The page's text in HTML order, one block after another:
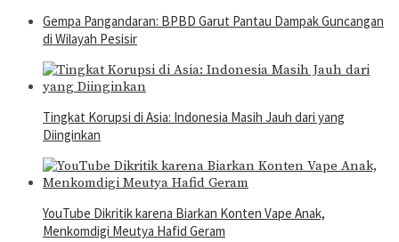
Gempa Pangandaran: BPBD Garut Pantau Dampak Guncangan
di Wilayah Pesisir
Tingkat Korupsi di Asia: Indonesia Masih Jauh dari yang
Diinginkan
YouTube Dikritik karena Biarkan Konten Vape Anak,
Menkomdigi Meutya Hafid Geram